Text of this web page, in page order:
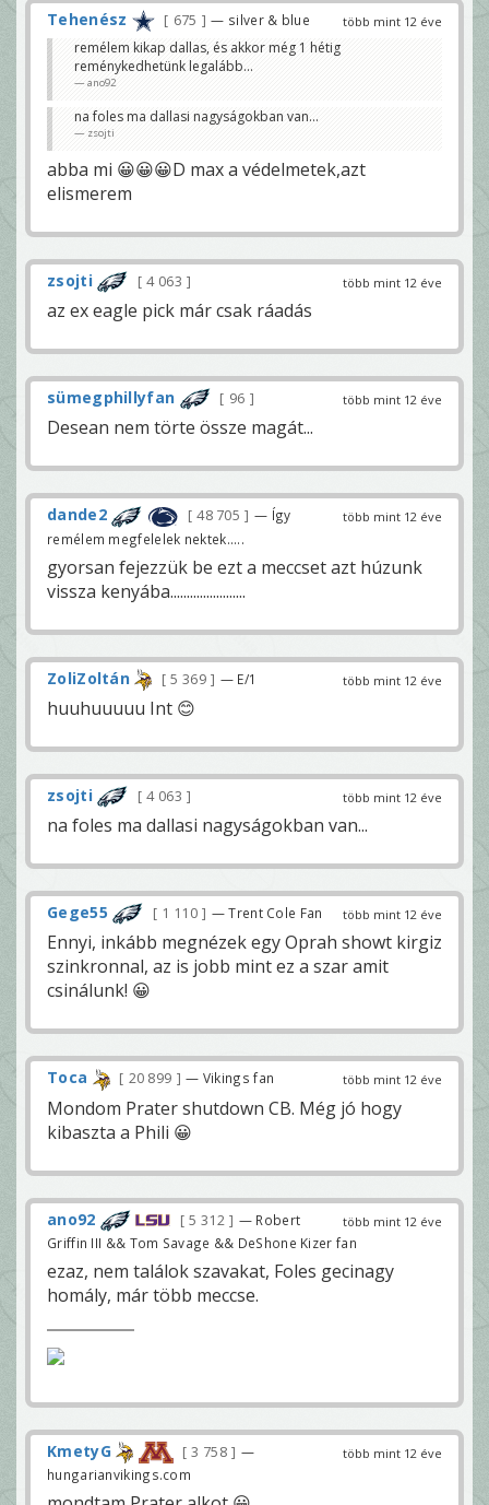
több mint 12 éve
Tehenész 675 — silver & blue
remélem kikap dallas, és akkor még 1 hétig
reménykedhetünk legalább...
ano92
na foles ma dallasi nagyságokban van...
zsojti
abba mi 😀😀😀D max a védelmetek,azt
elismerem
több mint 12 éve
zsojti 4 063
az ex eagle pick már csak ráadás
több mint 12 éve
sümegphillyfan 96
Desean nem törte össze magát...
több mint 12 éve
dande2 48 705
— Így
remélem megfelelek nektek.....
gyorsan fejezzük be ezt a meccset azt húzunk
vissza kenyába.......................
több mint 12 éve
ZoliZoltán 5 369 — E/1
huuhuuuuu Int 😊
több mint 12 éve
zsojti 4 063
na foles ma dallasi nagyságokban van...
több mint 12 éve
Gege55 1 110 — Trent Cole Fan
Ennyi, inkább megnézek egy Oprah showt kirgiz
szinkronnal, az is jobb mint ez a szar amit
csinálunk! 😀
több mint 12 éve
Toca 20 899 — Vikings fan
Mondom Prater shutdown CB. Még jó hogy
kibaszta a Phili 😀
több mint 12 éve
ano92 5 312
— Robert
Griffin III && Tom Savage && DeShone Kizer fan
ezaz, nem találok szavakat, Foles gecinagy
homály, már több meccse.
több mint 12 éve
KmetyG 3 758
—
hungarianvikings.com